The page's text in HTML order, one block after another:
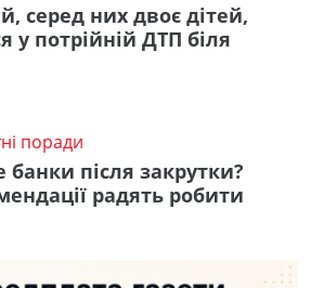
серед них двоє дітей,
у потрійній ДТП біля
поради
банки після закрутки?
радять робити